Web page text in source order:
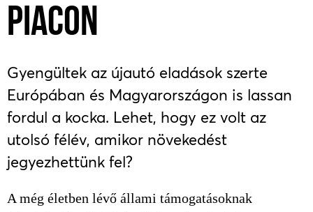
PIACON
Gyengültek az újautó eladások szerte
Európában és Magyarországon is lassan
fordul a kocka. Lehet, hogy ez volt az
utolsó félév, amikor növekedést
jegyezhettünk fel?
A még életben lévő állami támogatásoknak